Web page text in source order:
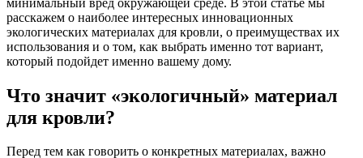
расскажем о наиболее интересных инновационных
экологических материалах для кровли, о преимуществах их
использования и о том, как выбрать именно тот вариант,
который подойдет именно вашему дому.
Что значит «экологичный» материал
для кровли?
Перед тем как говорить о конкретных материалах, важно